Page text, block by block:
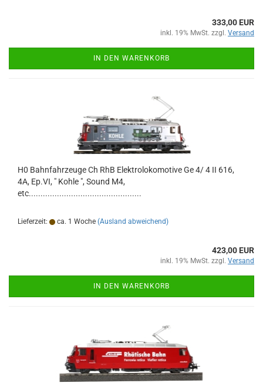
333,00 EUR
inkl. 19% MwSt. zzgl. Versand
IN DEN WARENKORB
H0 Bahnfahrzeuge Ch RhB Elektrolokomotive Ge 4/ 4 II 616,
4A, Ep.VI, " Kohle ", Sound M4,
etc................................................
Lieferzeit: ca. 1 Woche (Ausland abweichend)
423,00 EUR
inkl. 19% MwSt. zzgl. Versand
IN DEN WARENKORB